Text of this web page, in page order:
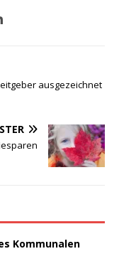
ausgezeichnet
Kommunalen